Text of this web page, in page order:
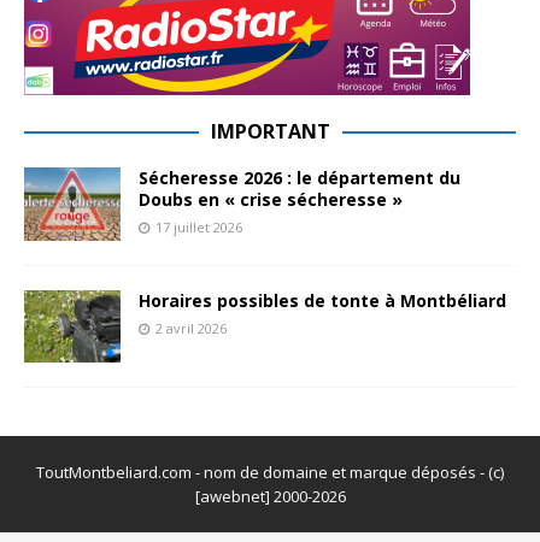
IMPORTANT
Sécheresse 2026 : le département du
Doubs en « crise sécheresse »
17 juillet 2026
Horaires possibles de tonte à Montbéliard
2 avril 2026
ToutMontbeliard.com - nom de domaine et marque déposés - (c)
[awebnet] 2000-2026